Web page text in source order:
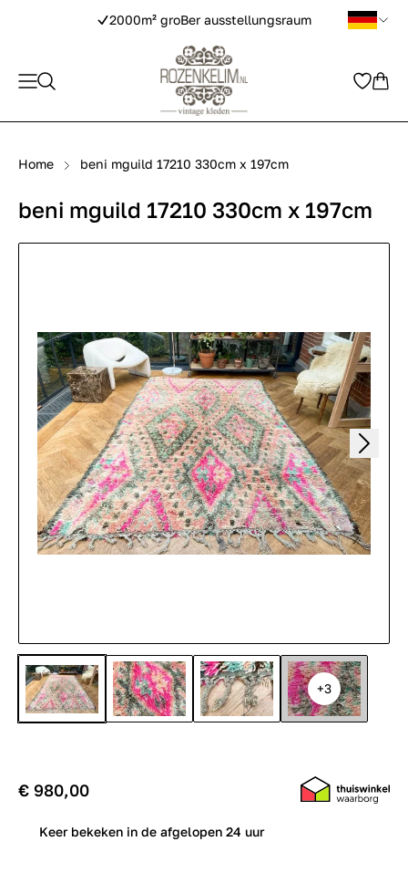
2000m² groBer ausstellungsraum
Home beni mguild 17210 330cm x 197cm
+3
beni mguild 17210 330cm x 197cm
€ 980,00
Keer bekeken in de afgelopen 24 uur